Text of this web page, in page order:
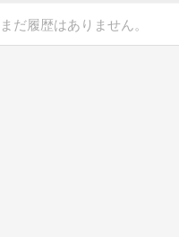
まだ履歴はありません。